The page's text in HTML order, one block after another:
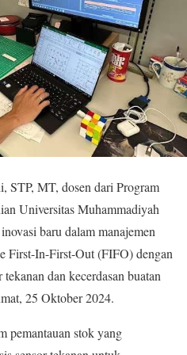
STP, MT, dosen dari Program
Universitas Muhammadiyah
baru dalam manajemen
First-In-First-Out (FIFO) dengan
dan kecerdasan buatan
25 Oktober 2024.
pemantauan stok yang